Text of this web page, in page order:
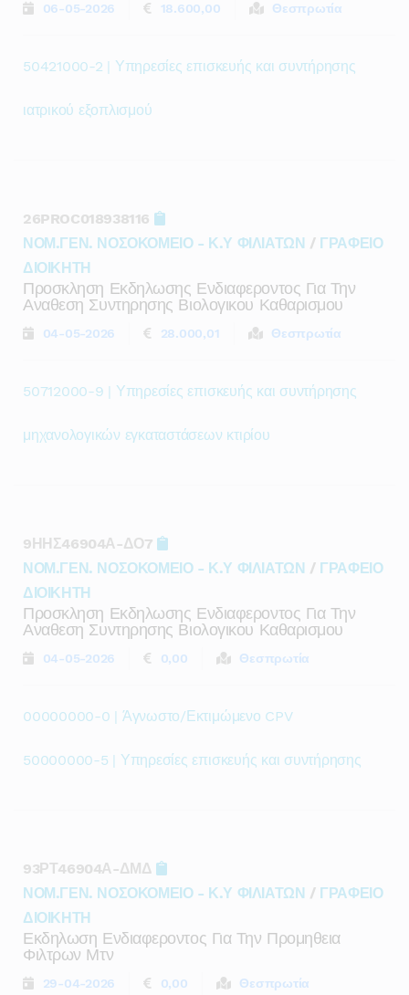
06-05-2026 18.600,00 Θεσπρωτία
50421000-2 | Υπηρεσίες επισκευής και συντήρησης
ιατρικού εξοπλισμού
26PROC018938116
ΝΟΜ.ΓΕΝ. ΝΟΣΟΚΟΜΕΙΟ - Κ.Υ ΦΙΛΙΑΤΩΝ / ΓΡΑΦΕΙΟ
ΔΙΟΙΚΗΤΗ
Προσκληση Εκδηλωσης Ενδιαφεροντος Για Την
Αναθεση Συντηρησης Βιολογικου Καθαρισμου
04-05-2026 28.000,01 Θεσπρωτία
50712000-9 | Υπηρεσίες επισκευής και συντήρησης
μηχανολογικών εγκαταστάσεων κτιρίου
9ΗΗΣ46904Α-ΔΟ7
ΝΟΜ.ΓΕΝ. ΝΟΣΟΚΟΜΕΙΟ - Κ.Υ ΦΙΛΙΑΤΩΝ / ΓΡΑΦΕΙΟ
ΔΙΟΙΚΗΤΗ
Προσκληση Εκδηλωσης Ενδιαφεροντος Για Την
Αναθεση Συντηρησης Βιολογικου Καθαρισμου
04-05-2026 0,00 Θεσπρωτία
00000000-0 | Άγνωστο/Εκτιμώμενο CPV
50000000-5 | Υπηρεσίες επισκευής και συντήρησης
93ΡΤ46904Α-ΔΜΔ
ΝΟΜ.ΓΕΝ. ΝΟΣΟΚΟΜΕΙΟ - Κ.Υ ΦΙΛΙΑΤΩΝ / ΓΡΑΦΕΙΟ
ΔΙΟΙΚΗΤΗ
Εκδηλωση Ενδιαφεροντος Για Την Προμηθεια
Φιλτρων Μτν
29-04-2026 0,00 Θεσπρωτία